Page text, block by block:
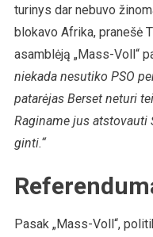
turinys dar nebuvo
blokavo Afrika, pranešė
asamblėją „Mass-Voll“
niekada nesutiko PSO
patarėjas Berset neturi
Raginame jus atstovauti
ginti.“
Pasak „Mass-Voll“,